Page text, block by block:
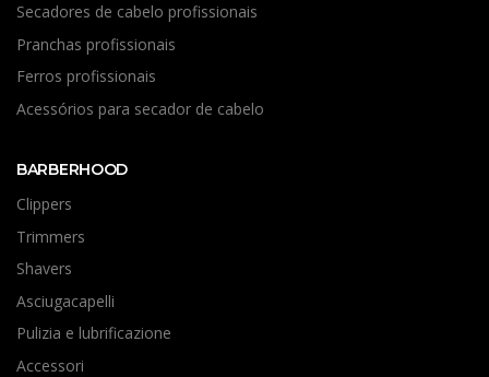
Secadores de cabelo profissionais
Pranchas profissionais
Ferros profissionais
Acessórios para secador de cabelo
BARBERHOOD
Clippers
Trimmers
Shavers
Asciugacapelli
Pulizia e lubrificazione
Accessori